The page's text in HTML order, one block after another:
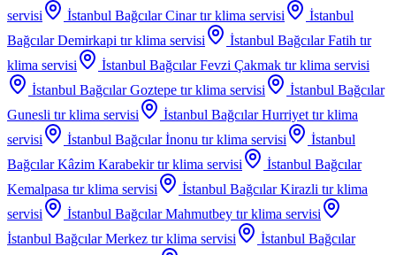
servisi
İstanbul Bağcılar Cinar tır klima servisi
İstanbul
Bağcılar Demirkapi tır klima servisi İstanbul Bağcılar Fatih tır
klima servisi
İstanbul Bağcılar Fevzi Çakmak tır klima servisi
İstanbul Bağcılar Goztepe tır klima servisi
İstanbul Bağcılar
Gunesli tır klima servisi İstanbul Bağcılar Hurriyet tır klima
servisi
İstanbul Bağcılar İnonu tır klima servisi
İstanbul
Bağcılar Kâzim Karabekir tır klima servisi
İstanbul Bağcılar
Kemalpasa tır klima servisi İstanbul Bağcılar Kirazli tır klima
servisi
İstanbul Bağcılar Mahmutbey tır klima servisi
İstanbul Bağcılar Merkez tır klima servisi
İstanbul Bağcılar